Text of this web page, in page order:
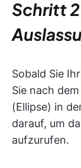
Schritt
Sobald Sie
Sie nach
(Ellipse) in
darauf, um
aufzurufen.